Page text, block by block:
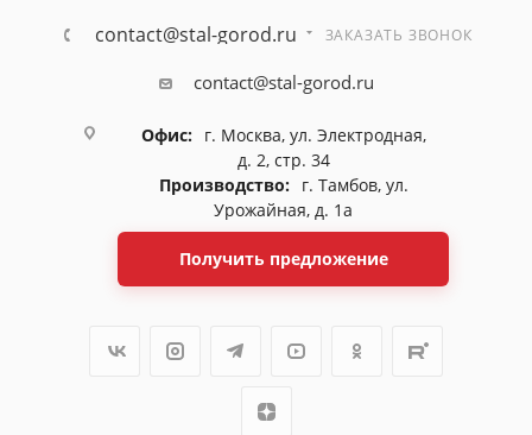
contact@stal-gorod.ru ЗАКАЗАТЬ ЗВОНОК
contact@stal-gorod.ru
Офис:
г. Москва, ул. Электродная,
д. 2, стр. 34
Производство:
г. Тамбов, ул.
Урожайная, д. 1а
Получить предложение